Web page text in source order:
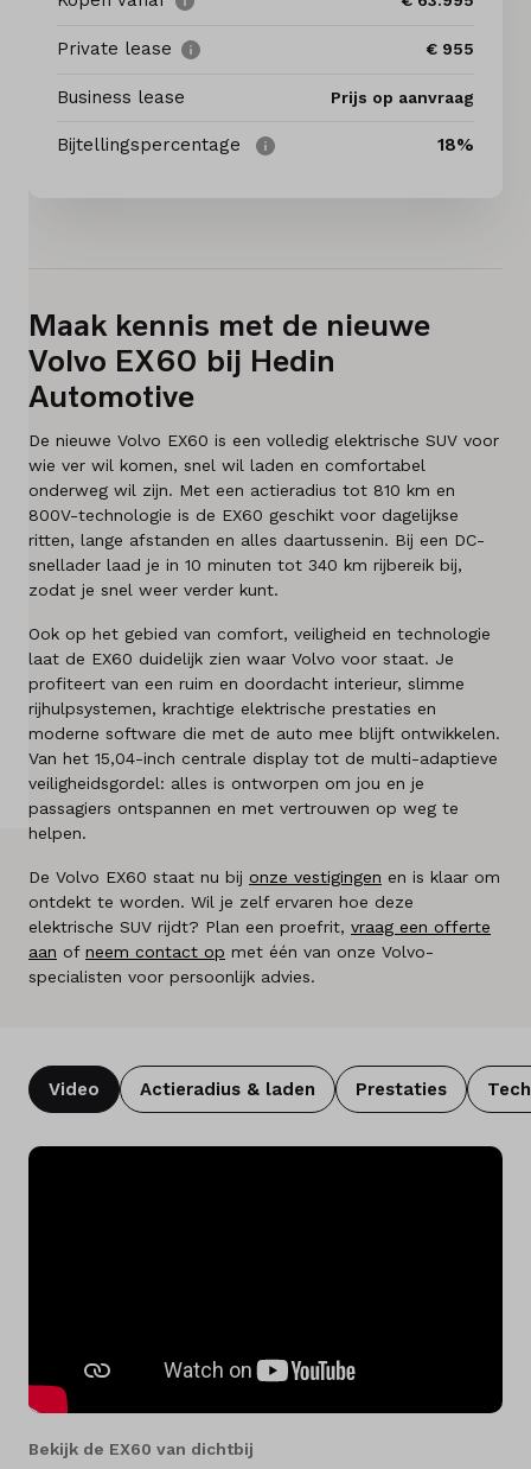
Elektrisch
Onderhoud
Mijn account
Vacatures
Vergelijken
Vestigingen
Merken
Over ons
Kennis & advies
Land
Nederland
Taal
Private lease € 955
Business lease Prijs op aanvraag
Bijtellingspercentage 18%
Maak kennis met de nieuwe
Volvo EX60 bij Hedin
Automotive
De nieuwe Volvo EX60 is een volledig elektrische SUV voor
wie ver wil komen, snel wil laden en comfortabel
onderweg wil zijn. Met een actieradius tot 810 km en
800V-technologie is de EX60 geschikt voor dagelijkse
ritten, lange afstanden en alles daartussenin. Bij een DC-
snellader laad je in 10 minuten tot 340 km rijbereik bij,
zodat je snel weer verder kunt.
Ook op het gebied van comfort, veiligheid en technologie
laat de EX60 duidelijk zien waar Volvo voor staat. Je
profiteert van een ruim en doordacht interieur, slimme
rijhulpsystemen, krachtige elektrische prestaties en
moderne software die met de auto mee blijft ontwikkelen.
Van het 15,04-inch centrale display tot de multi-adaptieve
veiligheidsgordel: alles is ontworpen om jou en je
passagiers ontspannen en met vertrouwen op weg te
helpen.
De Volvo EX60 staat nu bij onze vestigingen en is klaar om
ontdekt te worden. Wil je zelf ervaren hoe deze
elektrische SUV rijdt? Plan een proefrit, vraag een offerte
aan of neem contact op met één van onze Volvo-
specialisten voor persoonlijk advies.
Video Actieradius & laden Prestaties
Bekijk de EX60 van dichtbij